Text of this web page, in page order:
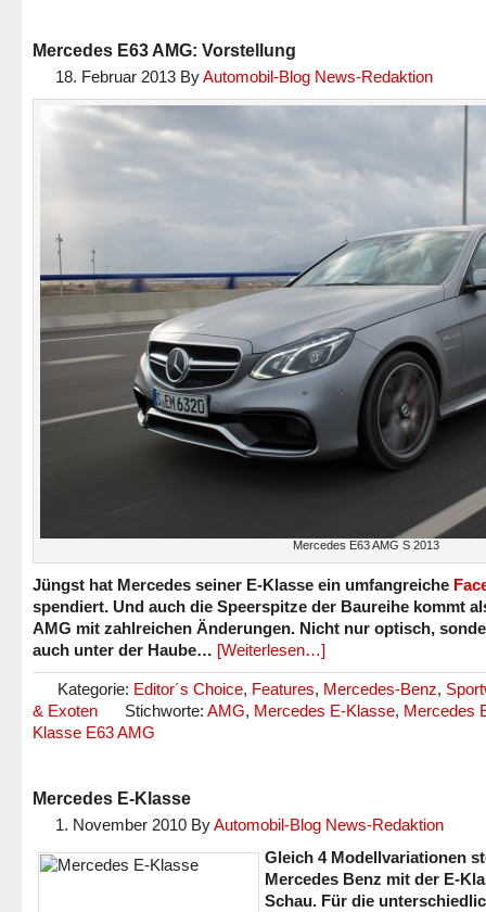
Mercedes E63 AMG: Vorstellung
18. Februar 2013 ByAutomobil-Blog News-Redaktion
Mercedes E63 AMG S 2013
Jüngst hat Mercedes seiner E-Klasse ein umfangreiche
spendiert. Und auch die Speerspitze der Baureihe kommt
AMG mit zahlreichen Änderungen. Nicht nur optisch,
auch unter der Haube… [Weiterlesen…]
Kategorie: Editor´s Choice, Features, Mercedes-Benz,
& Exoten
Stichworte: AMG, Mercedes E-Klasse, Mercedes
Klasse E63 AMG
Mercedes E-Klasse
1. November 2010 ByAutomobil-Blog News-Redaktion
Gleich 4 Modellvariationen
Mercedes Benz mit der E-
Schau. Für die